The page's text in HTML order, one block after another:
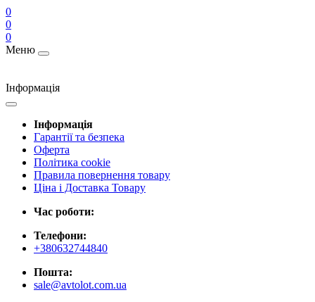
0
0
0
Меню
Інформація
Інформація
Гарантії та безпека
Оферта
Політика cookie
Правила повернення товару
Ціна і Доставка Товару
Час роботи:
Телефони:
+380632744840
Пошта:
sale@avtolot.com.ua